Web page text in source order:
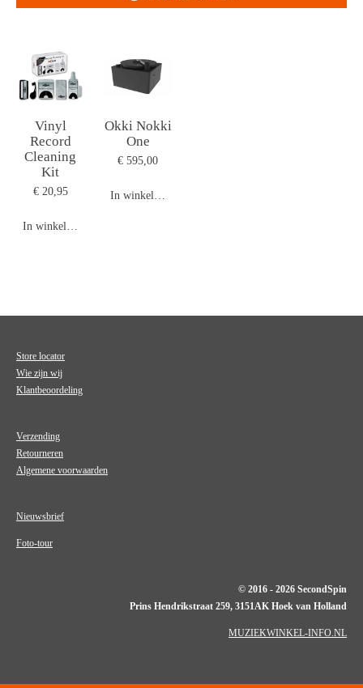
Vinyl
Record
Cleaning
Kit
€ 20,95
In winkelwagen
Okki Nokki
One
€ 595,00
In winkelwagen
Store locator
Wie zijn wij
Klantbeoordeling
Verzending
Retourneren
Algemene voorwaarden
Nieuwsbrief
Foto-tour
© 2016 - 2026 SecondSpin
Prins Hendrikstraat 259, 3151AK Hoek van Holland
MUZIEKWINKEL-INFO.NL